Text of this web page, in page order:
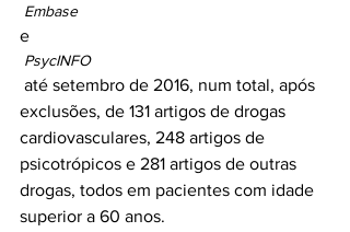
Embase
e
PsycINFO
exclusões, de 131 artigos de drogas
cardiovasculares, 248 artigos de
psicotrópicos e 281 artigos de outras
drogas, todos em pacientes com idade
superior a 60 anos.